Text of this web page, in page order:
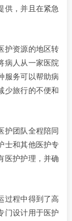
供，并且在紧急
护资源的地区转
病人从一家医院
服务可以帮助病
少旅行的不便和
护团队全程陪同
士和其他医护专
医护护理，并确
过程中得到了高
门设计用于医护